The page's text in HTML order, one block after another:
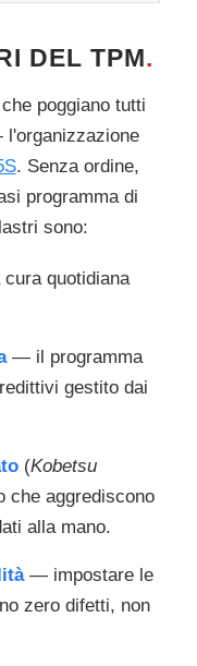
DEL TPM.
poggiano tutti
. Senza ordine,
programma di
sono:
quotidiana
— il programma
gestito dai
(Kobetsu
aggrediscono
alla mano.
— impostare le
zero difetti, non